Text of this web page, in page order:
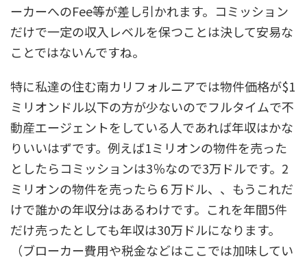
ーカーへのFee等が差し引かれます。コミッション
だけで一定の収入レベルを保つことは決して安易な
ことではないんですね。
特に私達の住む南カリフォルニアでは物件価格が$1
ミリオンドル以下の方が少ないのでフルタイムで不
動産エージェントをしている人であれば年収はかな
りいいはずです。例えば1ミリオンの物件を売った
としたらコミッションは3％なので3万ドルです。2
ミリオンの物件を売ったら６万ドル、、もうこれだ
けで誰かの年収分はあるわけです。これを年間5件
だけ売ったとしても年収は30万ドルになります。
（ブローカー費用や税金などはここでは加味してい